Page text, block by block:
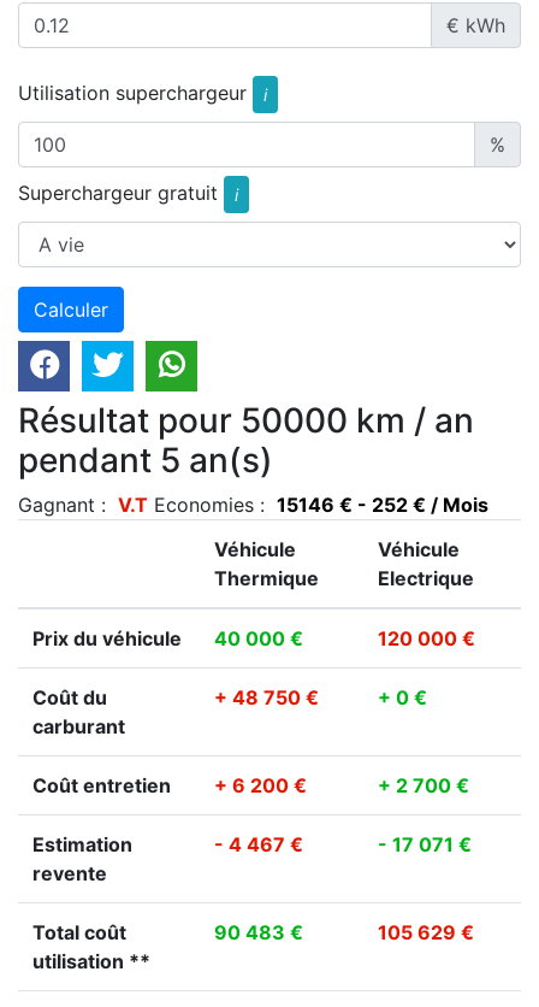
€ kWh
Utilisation superchargeur i
%
Superchargeur gratuit
i
Résultat pour 50000 km / an
pendant 5 an(s)
Gagnant : V.T Economies : 15146 € - 252 € / Mois
Véhicule
Thermique
Véhicule
Electrique
Prix du véhicule 40 000 € 120 000 €
Coût du
carburant
+ 48 750 € + 0 €
Coût entretien + 6 200 € + 2 700 €
Estimation
revente
- 4 467 € - 17 071 €
Total coût
utilisation **
90 483 € 105 629 €